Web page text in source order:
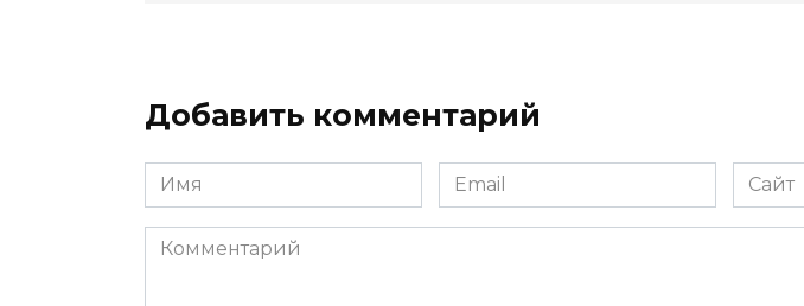
Добавить комментарий
Имя
*
Email
*
Сайт
Комментарий